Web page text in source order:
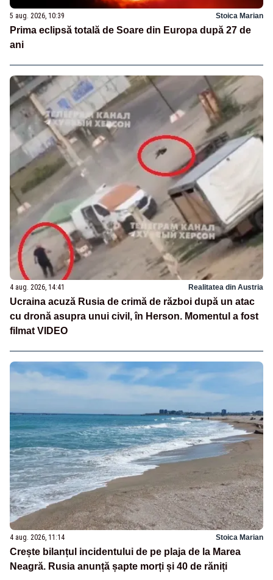
5 aug. 2026, 10:39 Stoica Marian
Prima eclipsă totală de Soare din Europa după 27 de
ani
4 aug. 2026, 14:41 Realitatea din Austria
Ucraina acuză Rusia de crimă de război după un atac
cu dronă asupra unui civil, în Herson. Momentul a fost
filmat VIDEO
4 aug. 2026, 11:14 Stoica Marian
Crește bilanțul incidentului de pe plaja de la Marea
Neagră. Rusia anunță șapte morți și 40 de răniți